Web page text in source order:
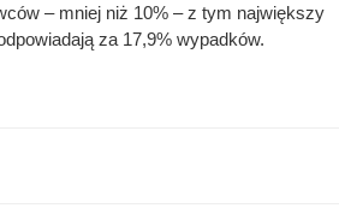
– mniej niż 10% – z tym największy
za 17,9% wypadków.